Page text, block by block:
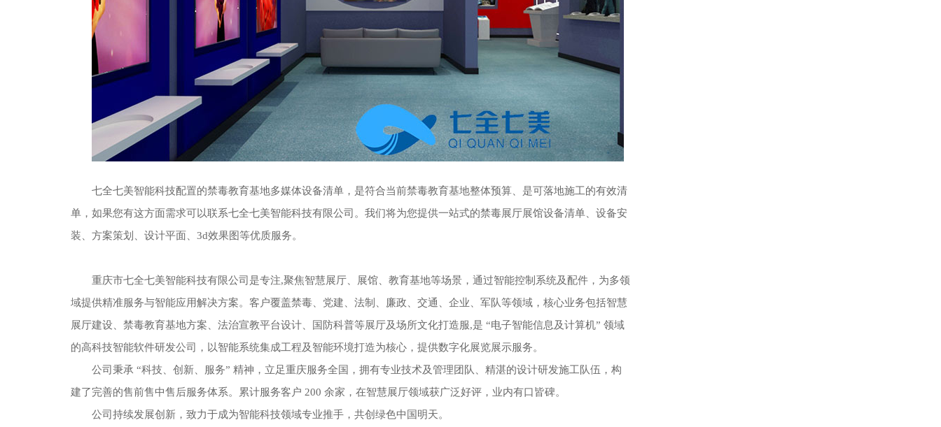
七全七美智能科技配置的禁毒教育基地多媒体设备清单，是符合当前禁毒教育基地整体预算、是可落地施工的有效清
单，如果您有这方面需求可以联系七全七美智能科技有限公司。我们将为您提供一站式的禁毒展厅展馆设备清单、设备安
装、方案策划、设计平面、3d效果图等优质服务。
重庆市七全七美智能科技有限公司是专注,聚焦智慧展厅、展馆、教育基地等场景，通过智能控制系统及配件，为多领
域提供精准服务与智能应用解决方案。客户覆盖禁毒、党建、法制、廉政、交通、企业、军队等领域，核心业务包括智慧
展厅建设、禁毒教育基地方案、法治宣教平台设计、国防科普等展厅及场所文化打造服,是 “电子智能信息及计算机” 领域
的高科技智能软件研发公司，以智能系统集成工程及智能环境打造为核心，提供数字化展览展示服务。
公司秉承 “科技、创新、服务” 精神，立足重庆服务全国，拥有专业技术及管理团队、精湛的设计研发施工队伍，构
建了完善的售前售中售后服务体系。累计服务客户 200 余家，在智慧展厅领域获广泛好评，业内有口皆碑。
公司持续发展创新，致力于成为智能科技领域专业推手，共创绿色中国明天。